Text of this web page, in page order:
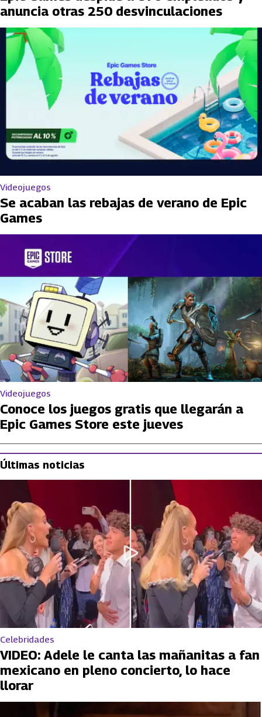
anuncia otras 250 desvinculaciones
Videojuegos
Se acaban las rebajas de verano de Epic
Games
Videojuegos
Conoce los juegos gratis que llegarán a
Epic Games Store este jueves
Últimas noticias
Celebridades
VIDEO: Adele le canta las mañanitas a fan
mexicano en pleno concierto, lo hace
llorar